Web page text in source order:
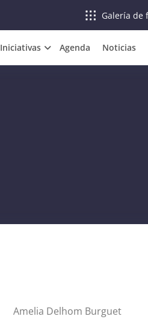
Galería de
Iniciativas Agenda Noticias
Amelia Delhom Burguet